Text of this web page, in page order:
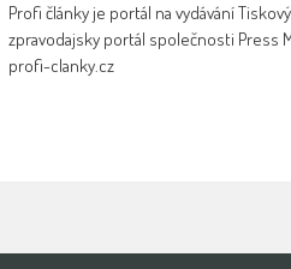
Profi články je portál na vydávání
zpravodajsky portál společnosti Press
profi-clanky.cz